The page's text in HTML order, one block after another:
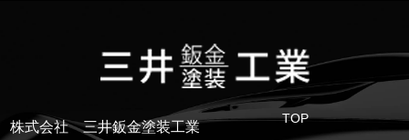
株式会社 三井鈑金塗装工業
TOP